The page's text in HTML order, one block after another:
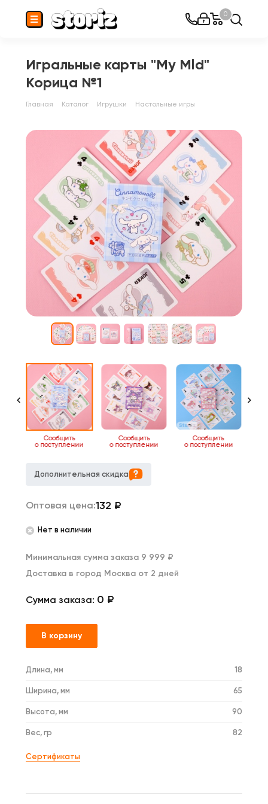
0
Игральные карты "My Mld"
Корица №1
Главная Каталог Игрушки Настольные игры
Сообщить
о поступлении
Сообщить
о поступлении
Сообщить
о поступлении
Дополнительная скидка
Оптовая цена:132 ₽
Нет в наличии
Минимальная сумма заказа 9 999 ₽
Доставка в город Москва от 2 дней
Сумма заказа: 0 ₽
В корзину
Длина, мм 18
Ширина, мм 65
Высота, мм 90
Вес, гр 82
Сертификаты